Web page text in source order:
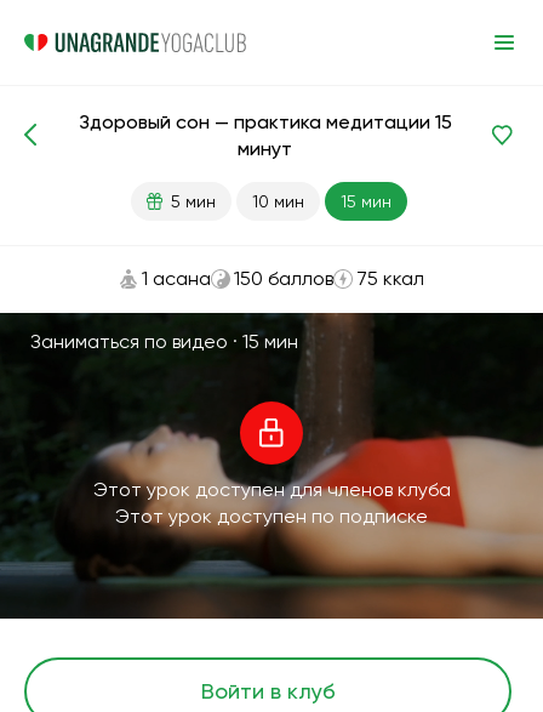
Медитации и дыхание Сон
Здоровый сон — практика медитации 15
минут
5 мин 10 мин 15 мин
1 асана 150 баллов 75 ккал
Заниматься по видео · 15 мин
Этот урок доступен для членов клуба
Этот урок доступен по подписке
Войти в клуб